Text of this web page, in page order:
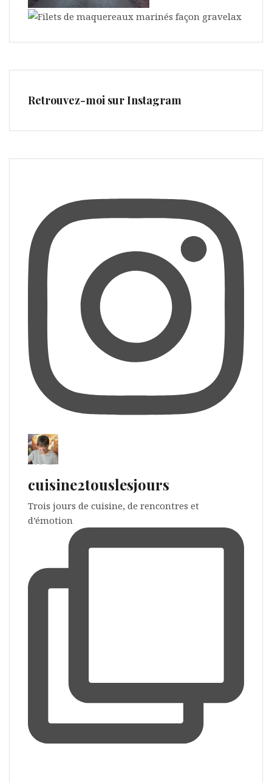
Retrouvez-moi sur Instagram
cuisine2touslesjours
Trois jours de cuisine, de rencontres et
d’émotion